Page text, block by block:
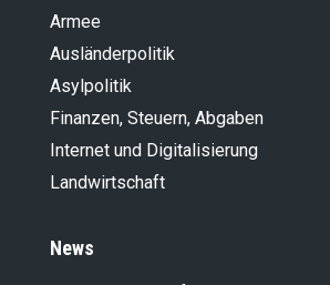
Armee
Ausländer­politik
Asylpolitik
Finanzen, Steuern, Abgaben
Internet und Digitalisierung
Landwirt­schaft
News